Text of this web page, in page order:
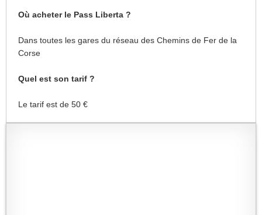
Où acheter le Pass Liberta ?
Dans toutes les gares du réseau des Chemins de Fer de la
Corse
Quel est son tarif ?
Le tarif est de 50 €